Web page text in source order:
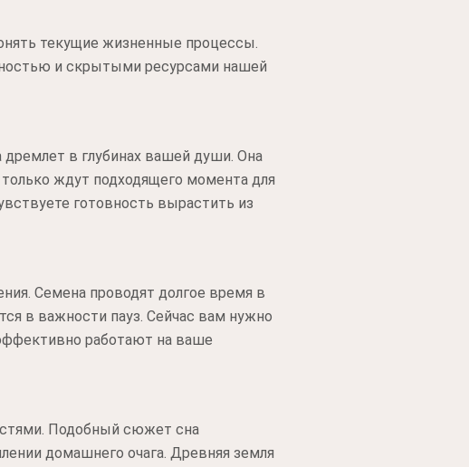
текущие жизненные процессы.
и скрытыми ресурсами нашей
дремлет в глубинах вашей души. Она
ждут подходящего момента для
готовность вырастить из
Семена проводят долгое время в
в важности пауз. Сейчас вам нужно
работают на ваше
Подобный сюжет сна
домашнего очага. Древняя земля